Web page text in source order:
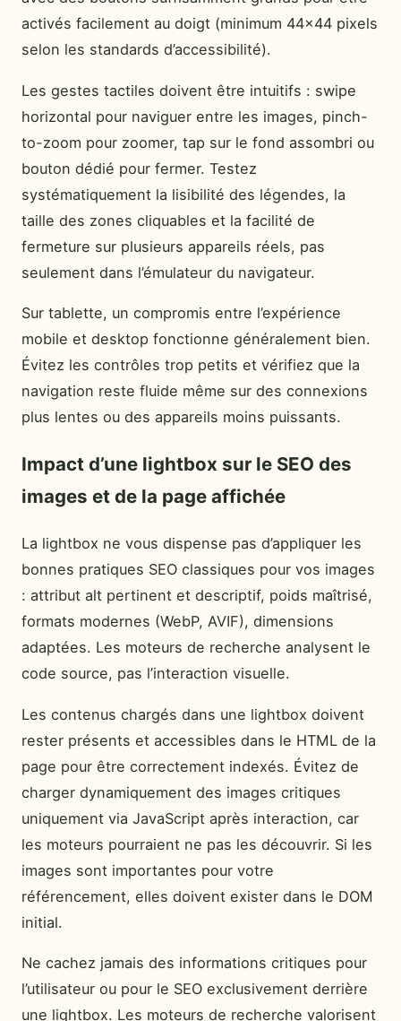
activés facilement au doigt (minimum 44×44 pixels
selon les standards d’accessibilité).
Les gestes tactiles doivent être intuitifs : swipe
horizontal pour naviguer entre les images, pinch-
to-zoom pour zoomer, tap sur le fond assombri ou
bouton dédié pour fermer. Testez
systématiquement la lisibilité des légendes, la
taille des zones cliquables et la facilité de
fermeture sur plusieurs appareils réels, pas
seulement dans l’émulateur du navigateur.
Sur tablette, un compromis entre l’expérience
mobile et desktop fonctionne généralement bien.
Évitez les contrôles trop petits et vérifiez que la
navigation reste fluide même sur des connexions
plus lentes ou des appareils moins puissants.
Impact d’une lightbox sur le SEO des
images et de la page affichée
La lightbox ne vous dispense pas d’appliquer les
bonnes pratiques SEO classiques pour vos images
: attribut alt pertinent et descriptif, poids maîtrisé,
formats modernes (WebP, AVIF), dimensions
adaptées. Les moteurs de recherche analysent le
code source, pas l’interaction visuelle.
Les contenus chargés dans une lightbox doivent
rester présents et accessibles dans le HTML de la
page pour être correctement indexés. Évitez de
charger dynamiquement des images critiques
uniquement via JavaScript après interaction, car
les moteurs pourraient ne pas les découvrir. Si les
images sont importantes pour votre
référencement, elles doivent exister dans le DOM
initial.
Ne cachez jamais des informations critiques pour
l’utilisateur ou pour le SEO exclusivement derrière
une lightbox. Les moteurs de recherche valorisent